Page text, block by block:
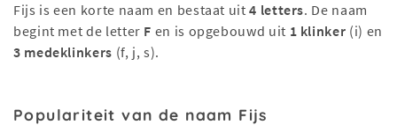
Fijs is een korte naam en bestaat uit4 letters. De naam
begint met de letter F en is opgebouwd uit 1 klinker (i) en
3 medeklinkers (f, j, s).
Populariteit van de naam Fijs